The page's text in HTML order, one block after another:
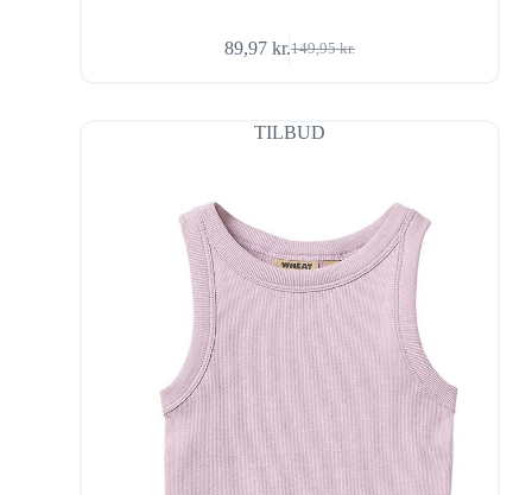
149,95kr.
Den
var:
149,95 kr..
89,97 kr.Den
er:
89,97 kr..
TILBUD